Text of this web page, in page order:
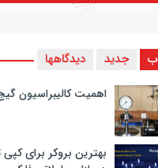
جدید دیدگاهها
اهمیت کالیبراسیون
بهترین بروکر برای